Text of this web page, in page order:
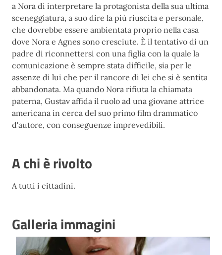
a Nora di interpretare la protagonista della sua ultima
sceneggiatura, a suo dire la più riuscita e personale,
che dovrebbe essere ambientata proprio nella casa
dove Nora e Agnes sono cresciute. È il tentativo di un
padre di riconnettersi con una figlia con la quale la
comunicazione è sempre stata difficile, sia per le
assenze di lui che per il rancore di lei che si è sentita
abbandonata. Ma quando Nora rifiuta la chiamata
paterna, Gustav affida il ruolo ad una giovane attrice
americana in cerca del suo primo film drammatico
d'autore, con conseguenze imprevedibili.
A chi è rivolto
A tutti i cittadini.
Galleria immagini